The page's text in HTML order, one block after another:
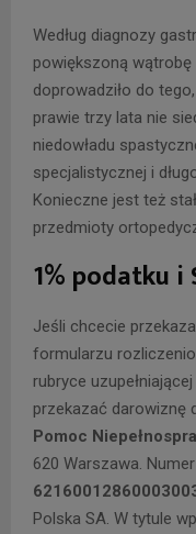
Według diagnozy
powiększoną
doprowadziło do
prawie trzy lata nie
niedowładu
specjalistycznej i
Konieczne jest też
przedmioty
1% podatku i
Jeśli chcecie
formularzu
rubryce uzupełniającej
przekazać darowiznę
Pomoc
620 Warszawa.
Polska SA. W tytule